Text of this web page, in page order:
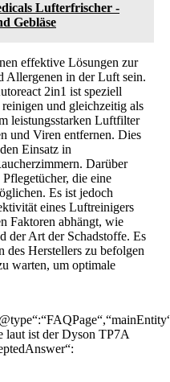
Lufterfrischer -
Gebläse
effektive Lösungen zur
Allergenen in der Luft sein.
2in1 ist speziell
und gleichzeitig als
leistungsstarken Luftfilter
und Viren entfernen. Dies
Einsatz in
Darüber
die eine
Es ist jedoch
eines Luftreinigers
Faktoren abhängt, wie
der Art der Schadstoffe. Es
Herstellers zu befolgen
warten, um optimale
laut ist der Dyson TP7A